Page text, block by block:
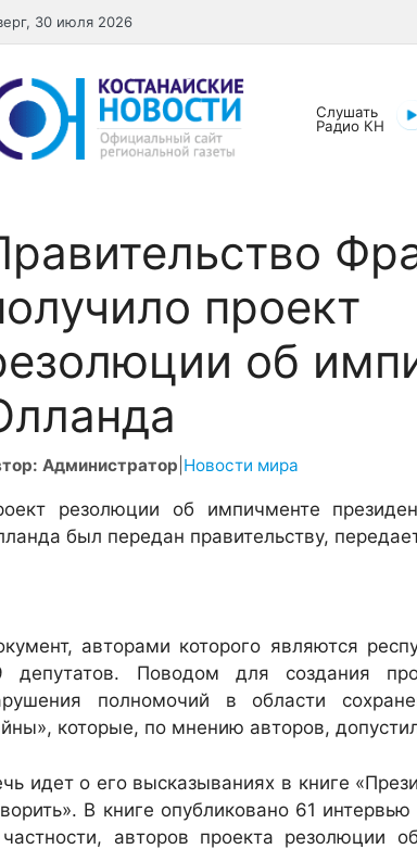
30 июля 2026
Слушать
Радио КН
проект
об
Администратор Новости мира
резолюции об импичменте
был передан правительству,
авторами которого являются
депутатов. Поводом для создания
полномочий в области
которые, по мнению авторов,
идет о его высказываниях в книге
В книге опубликовано 61 интервью
авторов проекта резолюции